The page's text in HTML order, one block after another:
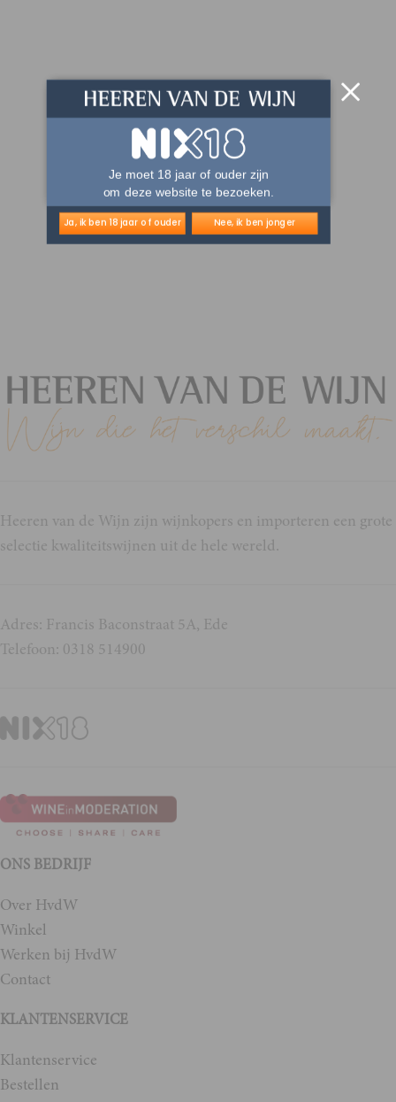
Heeren van de Wijn zijn wijnkopers en importeren een grote
selectie kwaliteitswijnen uit de hele wereld.
Adres: Francis Baconstraat 5A, Ede
Telefoon: 0318 514900
ONS BEDRIJF
Over HvdW
Winkel
Werken bij HvdW
Contact
KLANTENSERVICE
Klantenservice
Bestellen
Je moet 18 jaar of ouder zijn
om deze website te bezoeken.
Ja, ik ben 18 jaar of ouder Nee, ik ben jonger